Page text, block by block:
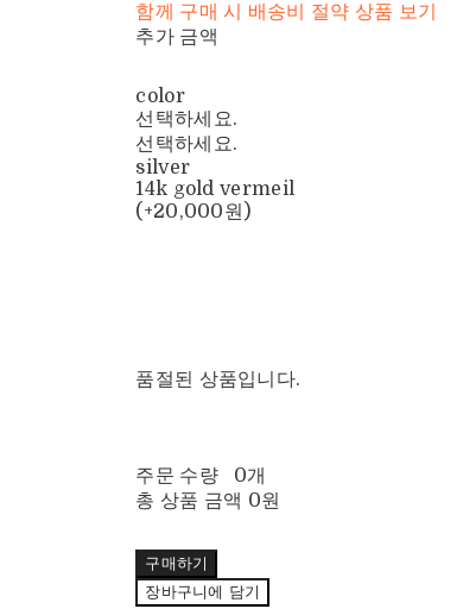
함께 구매 시 배송비 절약 상품 보기
추가 금액
color
선택하세요.
선택하세요.
silver
14k gold vermeil
(+20,000원)
품절된 상품입니다.
주문 수량
0개
총 상품 금액 0원
구매하기
장바구니에 담기